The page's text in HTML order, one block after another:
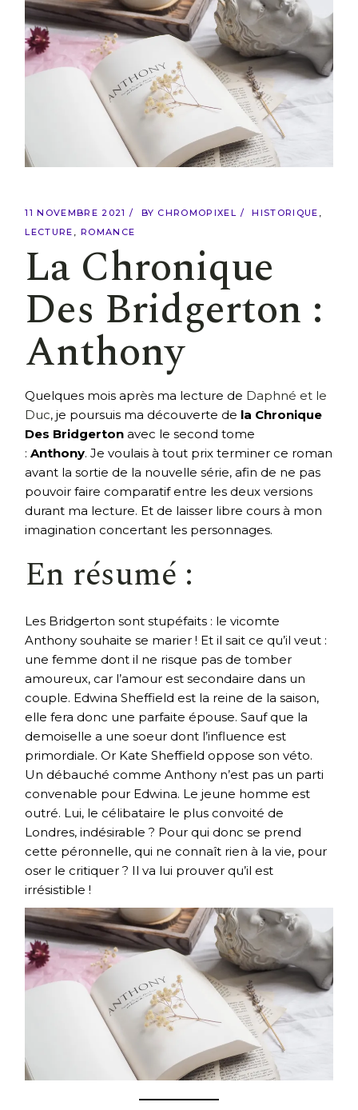
11 NOVEMBRE 2021 BY CHROMOPIXEL
HISTORIQUE
LECTURE
ROMANCE
La Chronique
Des Bridgerton :
Anthony
Quelques mois après ma lecture de Daphné et le
Duc, je poursuis ma découverte de la Chronique
Des Bridgertonavec le second tome
:Anthony. Je voulais à tout prix terminer ce roman
avant la sortie de la nouvelle série, afin de ne pas
pouvoir faire comparatif entre les deux versions
durant ma lecture. Et de laisser libre cours à mon
imagination concertant les personnages.
En résumé :
Les Bridgerton sont stupéfaits : le vicomte
Anthony souhaite se marier ! Et il sait ce qu’il veut :
une femme dont il ne risque pas de tomber
amoureux, car l’amour est secondaire dans un
couple. Edwina Sheffield est la reine de la saison,
elle fera donc une parfaite épouse. Sauf que la
demoiselle a une soeur dont l’influence est
primordiale. Or Kate Sheffield oppose son véto.
Un débauché comme Anthony n’est pas un parti
convenable pour Edwina. Le jeune homme est
outré. Lui, le célibataire le plus convoité de
Londres, indésirable ? Pour qui donc se prend
cette péronnelle, qui ne connaît rien à la vie, pour
oser le critiquer ? Il va lui prouver qu’il est
irrésistible !